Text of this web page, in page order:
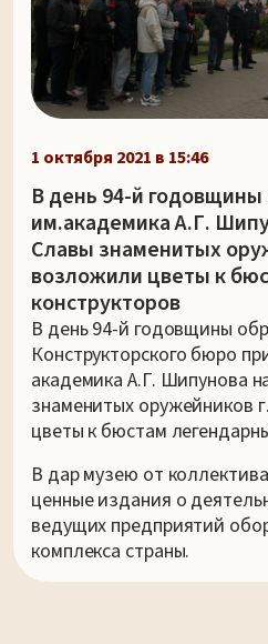
1 октября 2021 в 15:46
В день 94-й
им.академика А.Г.
Славы знаменитых
возложили цветы к
конструкторов
В день 94-й годовщины
Конструкторского бюро
академика А.Г. Шипунова
знаменитых оружейников
цветы к бюстам
В дар музею от
ценные издания о
ведущих предприятий
комплекса страны.